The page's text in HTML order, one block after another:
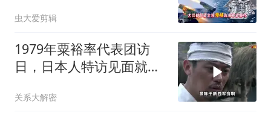
虫大爱剪辑
1979年粟裕率代表团访
日，日本人特访见面就喊
关系大解密